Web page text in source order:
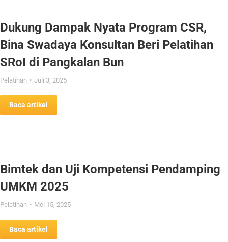
Dukung Dampak Nyata Program CSR,
Bina Swadaya Konsultan Beri Pelatihan
SRoI di Pangkalan Bun
Pelatihan Juli 3, 2025
Baca artikel
Bimtek dan Uji Kompetensi Pendamping
UMKM 2025
Pelatihan Mei 15, 2025
Baca artikel